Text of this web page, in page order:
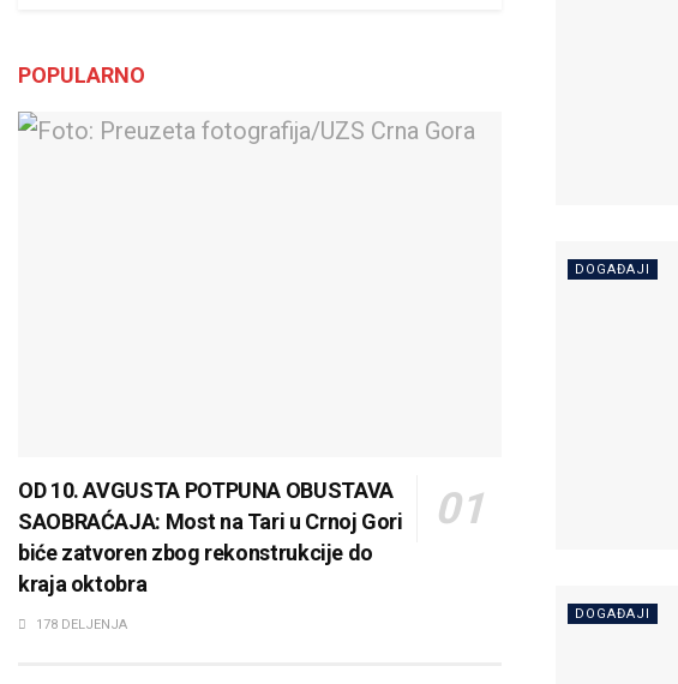
DOGAĐAJI
DOGAĐAJI
POPULARNO
OD 10. AVGUSTA POTPUNA OBUSTAVA
SAOBRAĆAJA: Most na Tari u Crnoj Gori
biće zatvoren zbog rekonstrukcije do
kraja oktobra
178 DELJENJA